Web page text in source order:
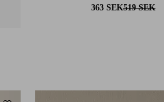
363 SEK519 SEK